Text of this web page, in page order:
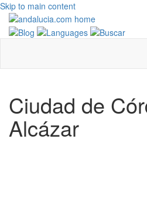
Skip to main content
Ciudad de
Alcázar